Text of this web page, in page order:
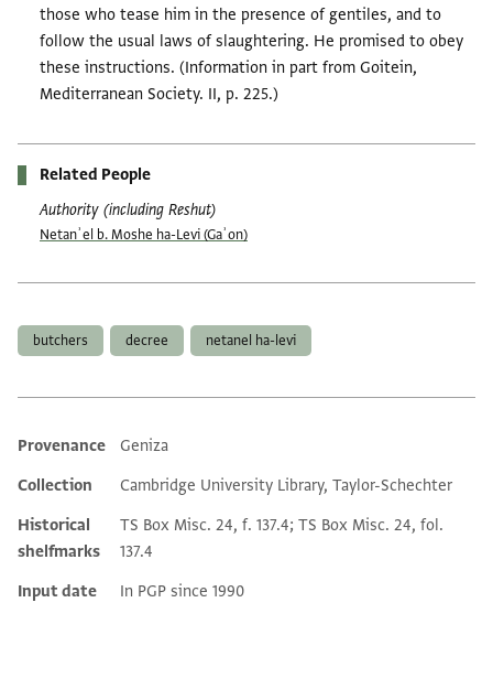
those who tease him in the presence of gentiles, and to
follow the usual laws of slaughtering. He promised to obey
these instructions. (Information in part from Goitein,
Mediterranean Society. II, p. 225.)
Related People
Authority (including Reshut)
Netanʾel b. Moshe ha-Levi (Gaʾon)
butchers decree netanel ha-levi
Additional metadata
Provenance
Geniza
Collection
Cambridge University Library, Taylor-Schechter
Historical
shelfmarks
TS Box Misc. 24, f. 137.4; TS Box Misc. 24, fol.
137.4
Input date
In PGP since 1990